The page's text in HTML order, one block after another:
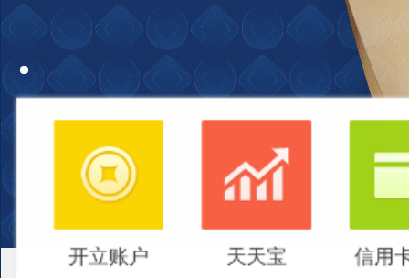
开立账户 天天宝 信用